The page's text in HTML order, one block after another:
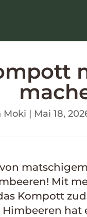
Moki | Mai 18,
Mit
Kompott